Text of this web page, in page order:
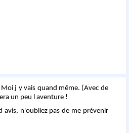
j y vais quand même. (Avec de
un peu l aventure !
avis, n'oubliez pas de me prévenir